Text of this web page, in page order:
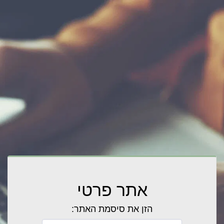
אתר פרטי
הזן את סיסמת האתר: